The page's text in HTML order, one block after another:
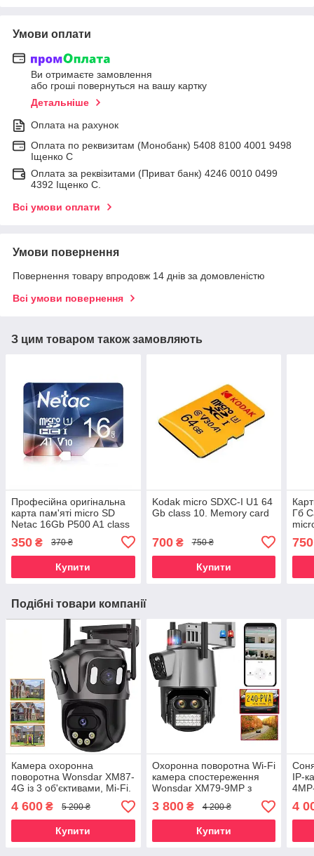
Умови оплати
Ви отримаєте замовлення
або гроші повернуться на вашу картку
Детальніше
Оплата на рахунок
Оплата по реквизитам (Монобанк) 5408 8100 4001 9498
Іщенко С
Оплата за реквізитами (Приват банк) 4246 0010 0499
4392 Іщенко С.
Всі умови оплати
Умови повернення
Повернення товару впродовж 14 днів за домовленістю
Всі умови повернення
З цим товаром також замовляють
Професійна оригінальна
карта пам'яті micro SD
Netac 16Gb P500 A1 class
350 ₴ 370 ₴
Купити
Kodak micro SDXC-I U1 64
Gb class 10. Memory card
700₴ 750 ₴
Купити
Гб
750
Подібні товари компанії
Камера охоронна
поворотна Wonsdar XM87-
4G із 3 об'єктивами, Mi-Fi.
iCSee
4 600 ₴ 5 200 ₴
Купити
Охоронна поворотна Wi-Fi
камера спостереження
Wonsdar XM79-9MP з
сиреною. Зум, Alexa NVR,
Bluetooth. iCSee
3 800₴ 4 200 ₴
Купити
IP-
4